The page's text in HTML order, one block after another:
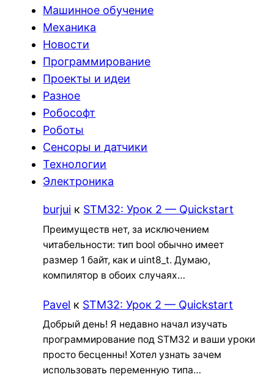
Машинное обучение
Механика
Новости
Программирование
Проекты и идеи
Разное
Робософт
Роботы
Сенсоры и датчики
Технологии
Электроника
burjui к STM32: Урок 2 — Quickstart
Преимуществ нет, за исключением
читабельности: тип bool обычно имеет
размер 1 байт, как и uint8_t. Думаю,
компилятор в обоих случаях…
Pavel к STM32: Урок 2 — Quickstart
Добрый день! Я недавно начал изучать
программирование под STM32 и ваши уроки
просто бесценны! Хотел узнать зачем
использовать переменную типа…